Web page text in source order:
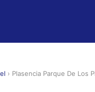
› Plasencia Parque De Los